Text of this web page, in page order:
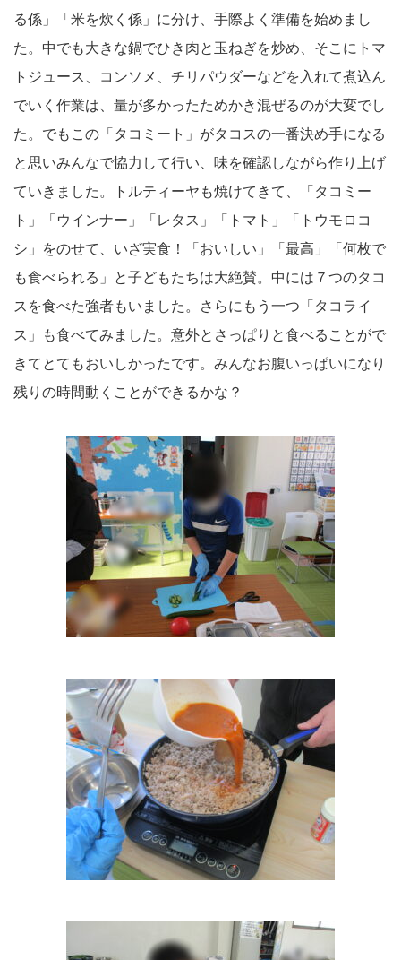
る係」「米を炊く係」に分け、手際よく準備を始めまし
た。中でも大きな鍋でひき肉と玉ねぎを炒め、そこにトマ
トジュース、コンソメ、チリパウダーなどを入れて煮込ん
でいく作業は、量が多かったためかき混ぜるのが大変でし
た。でもこの「タコミート」がタコスの一番決め手になる
と思いみんなで協力して行い、味を確認しながら作り上げ
ていきました。トルティーヤも焼けてきて、「タコミー
ト」「ウインナー」「レタス」「トマト」「トウモロコ
シ」をのせて、いざ実食！「おいしい」「最高」「何枚で
も食べられる」と子どもたちは大絶賛。中には７つのタコ
スを食べた強者もいました。さらにもう一つ「タコライ
ス」も食べてみました。意外とさっぱりと食べることがで
きてとてもおいしかったです。みんなお腹いっぱいになり
残りの時間動くことができるかな？